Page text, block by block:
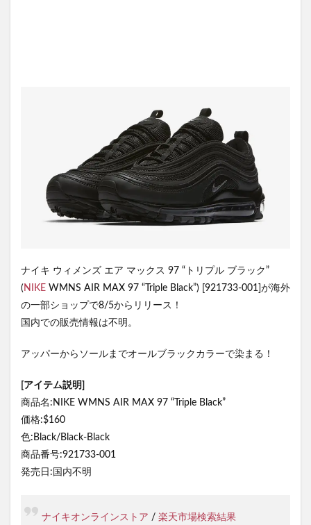
ナイキ ウィメンズ エア マックス 97 “トリプル ブラック”
( NIKE WMNS AIR MAX 97 “Triple Black”) [921733-001]が海外
の一部ショップで8/5からリリース！
国内での販売情報は不明。
アッパーからソールまでオールブラックカラーで染まる！
[アイテム説明]
商品名:NIKE WMNS AIR MAX 97 “Triple Black”
価格:$160
色:Black/Black-Black
商品番号:921733-001
発売日:国内不明
ナイキオンラインストア / 楽天市場検索結果